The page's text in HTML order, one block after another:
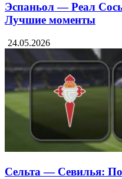
Эспаньол — Реал
Лучшие моменты
24.05.2026
Сельта — Севилья: